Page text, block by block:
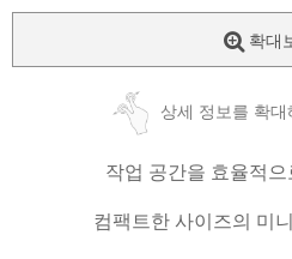
확대
상세 정보를 확
작업 공간을 효율적
컴팩트한 사이즈의 미